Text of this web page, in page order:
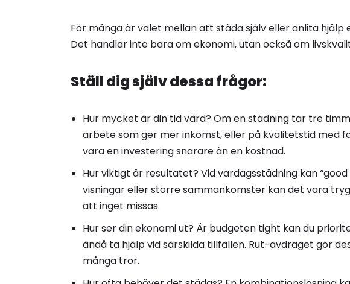
För många är valet mellan att städa själv eller anlita
Det handlar inte bara om ekonomi, utan också om
Ställ dig själv dessa frågor:
Hur mycket är din tid värd? Om en städning tar tre
arbete som ger mer inkomst, eller på kvalitetstid med
vara en investering snarare än en kostnad.
Hur viktigt är resultatet? Vid vardagsstädning kan
visningar eller större sammankomster kan det vara
att inget missas.
Hur ser din ekonomi ut? Är budgeten tight kan du
ändå ta hjälp vid särskilda tillfällen. Rut-avdraget gör
många tror.